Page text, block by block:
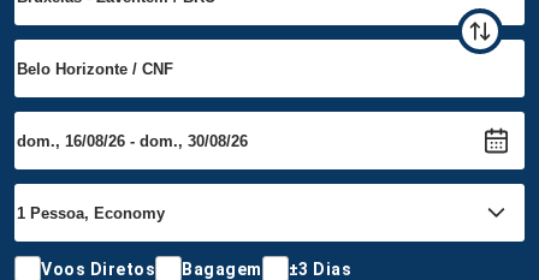
Voos Diretos Bagagem ±3 Dias